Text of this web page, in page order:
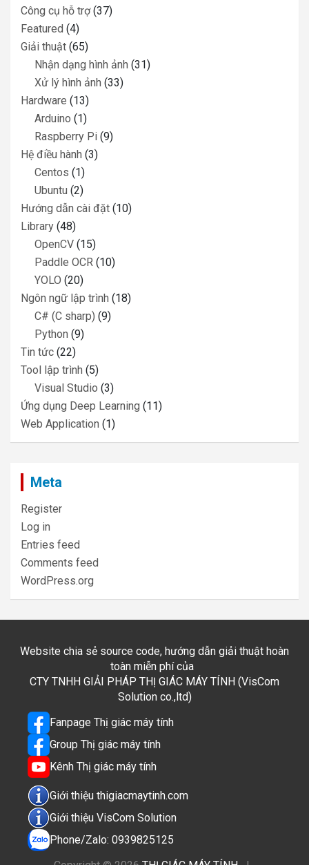
Công cụ hỗ trợ(37)
Featured (4)
Giải thuật (65)
Nhận dạng hình ảnh (31)
Xử lý hình ảnh (33)
Hardware (13)
Arduino (1)
Raspberry Pi (9)
Hệ điều hành (3)
Centos (1)
Ubuntu (2)
Hướng dẫn cài đặt (10)
Library (48)
OpenCV (15)
Paddle OCR (10)
YOLO (20)
Ngôn ngữ lập trình (18)
C# (C sharp) (9)
Python (9)
Tin tức (22)
Tool lập trình (5)
Visual Studio (3)
Ứng dụng Deep Learning (11)
Web Application (1)
Meta
Register
Log in
Entries feed
Comments feed
WordPress.org
Website chia sẻ source code, hướng dẫn giải thuật hoàn
toàn miễn phí của
CTY TNHH GIẢI PHÁP THỊ GIÁC MÁY TÍNH (VisCom
Solution co.,ltd)
Fanpage Thị giác máy tính
Group Thị giác máy tính
Kênh Thị giác máy tính
Giới thiệu thigiacmaytinh.com
Giới thiệu VisCom Solution
Phone/Zalo: 0939825125